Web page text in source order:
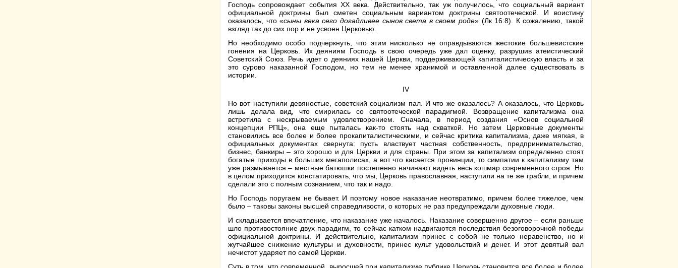
Господь сопровождает события XX века. Действительно, так уж получилось, что социальный вариант
официальной доктрины был сметен социальным вариантом доктрины святоотеческой. И воистину
оказалось, что «сыны века сего догадливее сынов света в своем роде» (Лк 16:8). К сожалению, такой
взгляд так до сих пор и не усвоен Церковью.
Но необходимо особо подчеркнуть, что этим нисколько не оправдываются жестокие большевистские
гонения на Церковь. Их деяниям Господь в свою очередь уже дал оценку, разрушив атеистический
Советский Союз. Речь идет о деяниях нашей Церкви, поддерживающей капиталистическую власть и за
это сурово наказанной Господом, но тем не менее хранимой и оставленной далее существовать в
истории.
IV
Но вот наступили девяностые, советский социализм пал. И что же оказалось? А оказалось, что Церковь
лишь делала вид, что смирилась со святоотеческой парадигмой. Возвращение капитализма она
встретила с нескрываемым удовлетворением. Сначала, в период создания «Основ социальной
концепции РПЦ», она еще пыталась как-то стоять над схваткой. Но затем Церковные документы
становились все более и более прокапиталистическими, и сейчас критика капитализма, даже мягкая, в
официальных документах свернута: пусть властвует частная собственность, предпринимательство,
бизнес, банкиры – это хорошо и для Церкви и для страны. При этом за капитализм определенно стоят
богатые приходы в больших мегаполисах, а вот что касается провинции, то симпатии к капитализму там
уже размывается – местные батюшки постепенно начинают видеть весь кошмар современного строя. Но
в целом приходится констатировать, что мы, Церковь православная, наступили на те же грабли, и причем
сделали это с полным сознанием, что так и надо.
Но Господь поругаем не бывает. И поэтому новое наказание неотвратимо, причем более тяжелое, чем
было – таковы законы высшей справедливости, о которых не раз предупреждали духовные люди.
И складывается впечатление, что наказание уже началось. Наказание совершенно другое – если раньше
шло противостояние двух парадигм, то сейчас катком надвигаются последствия безоговорочной победы
официальной доктрины. И действительно, капитализм принес с собой не только неравенство, но и
жутчайшее снижение культуры и духовности, принес культ удовольствий и денег. И этот девятый вал
нечистот ударяет по самой Церкви.